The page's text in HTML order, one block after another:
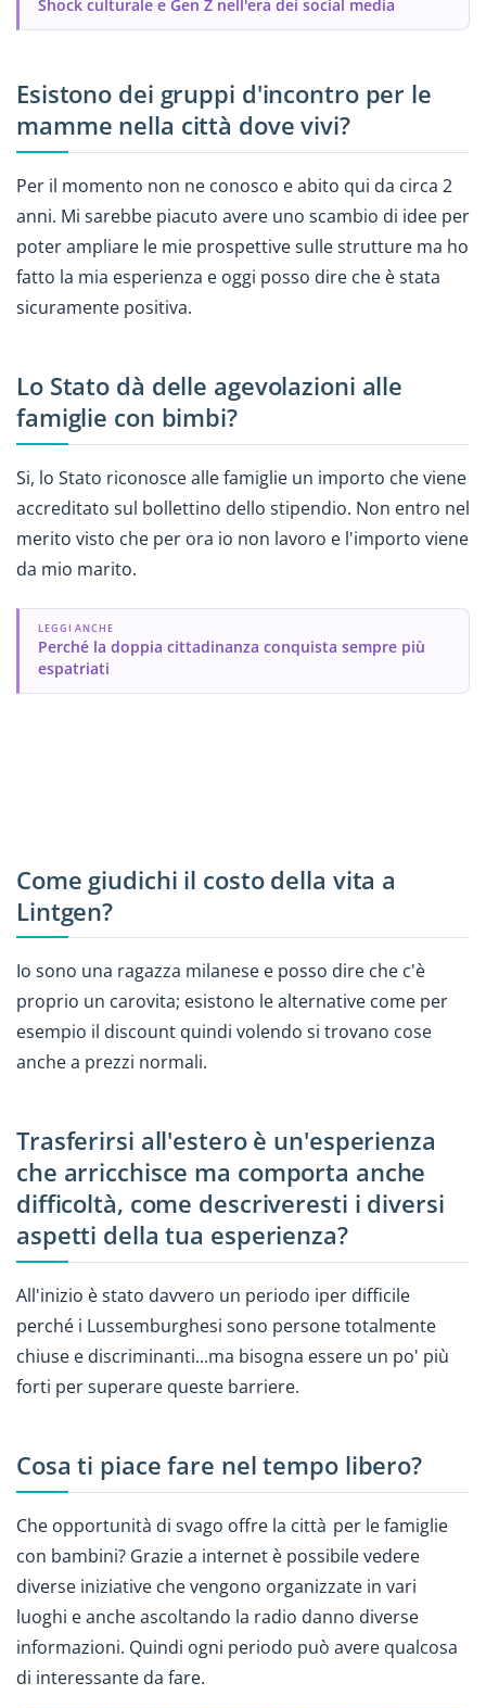
Shock culturale e Gen Z nell'era dei social media
Esistono dei gruppi d'incontro per le
mamme nella città dove vivi?
Per il momento non ne conosco e abito qui da circa 2
anni. Mi sarebbe piacuto avere uno scambio di idee per
poter ampliare le mie prospettive sulle strutture ma ho
fatto la mia esperienza e oggi posso dire che è stata
sicuramente positiva.
Lo Stato dà delle agevolazioni alle
famiglie con bimbi?
Si, lo Stato riconosce alle famiglie un importo che viene
accreditato sul bollettino dello stipendio. Non entro nel
merito visto che per ora io non lavoro e l'importo viene
da mio marito.
LEGGI ANCHE
Perché la doppia cittadinanza conquista sempre più
espatriati
Come giudichi il costo della vita a
Lintgen?
Io sono una ragazza milanese e posso dire che c'è
proprio un carovita; esistono le alternative come per
esempio il discount quindi volendo si trovano cose
anche a prezzi normali.
Trasferirsi all'estero è un'esperienza
che arricchisce ma comporta anche
difficoltà, come descriveresti i diversi
aspetti della tua esperienza?
All'inizio è stato davvero un periodo iper difficile
perché i Lussemburghesi sono persone totalmente
chiuse e discriminanti...ma bisogna essere un po' più
forti per superare queste barriere.
Cosa ti piace fare nel tempo libero?
Che opportunità di svago offre la città per le famiglie
con bambini? Grazie a internet è possibile vedere
diverse iniziative che vengono organizzate in vari
luoghi e anche ascoltando la radio danno diverse
informazioni. Quindi ogni periodo può avere qualcosa
di interessante da fare.